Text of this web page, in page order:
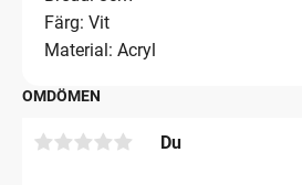
Färg: Vit
Material: Acryl
OMDÖMEN
Du